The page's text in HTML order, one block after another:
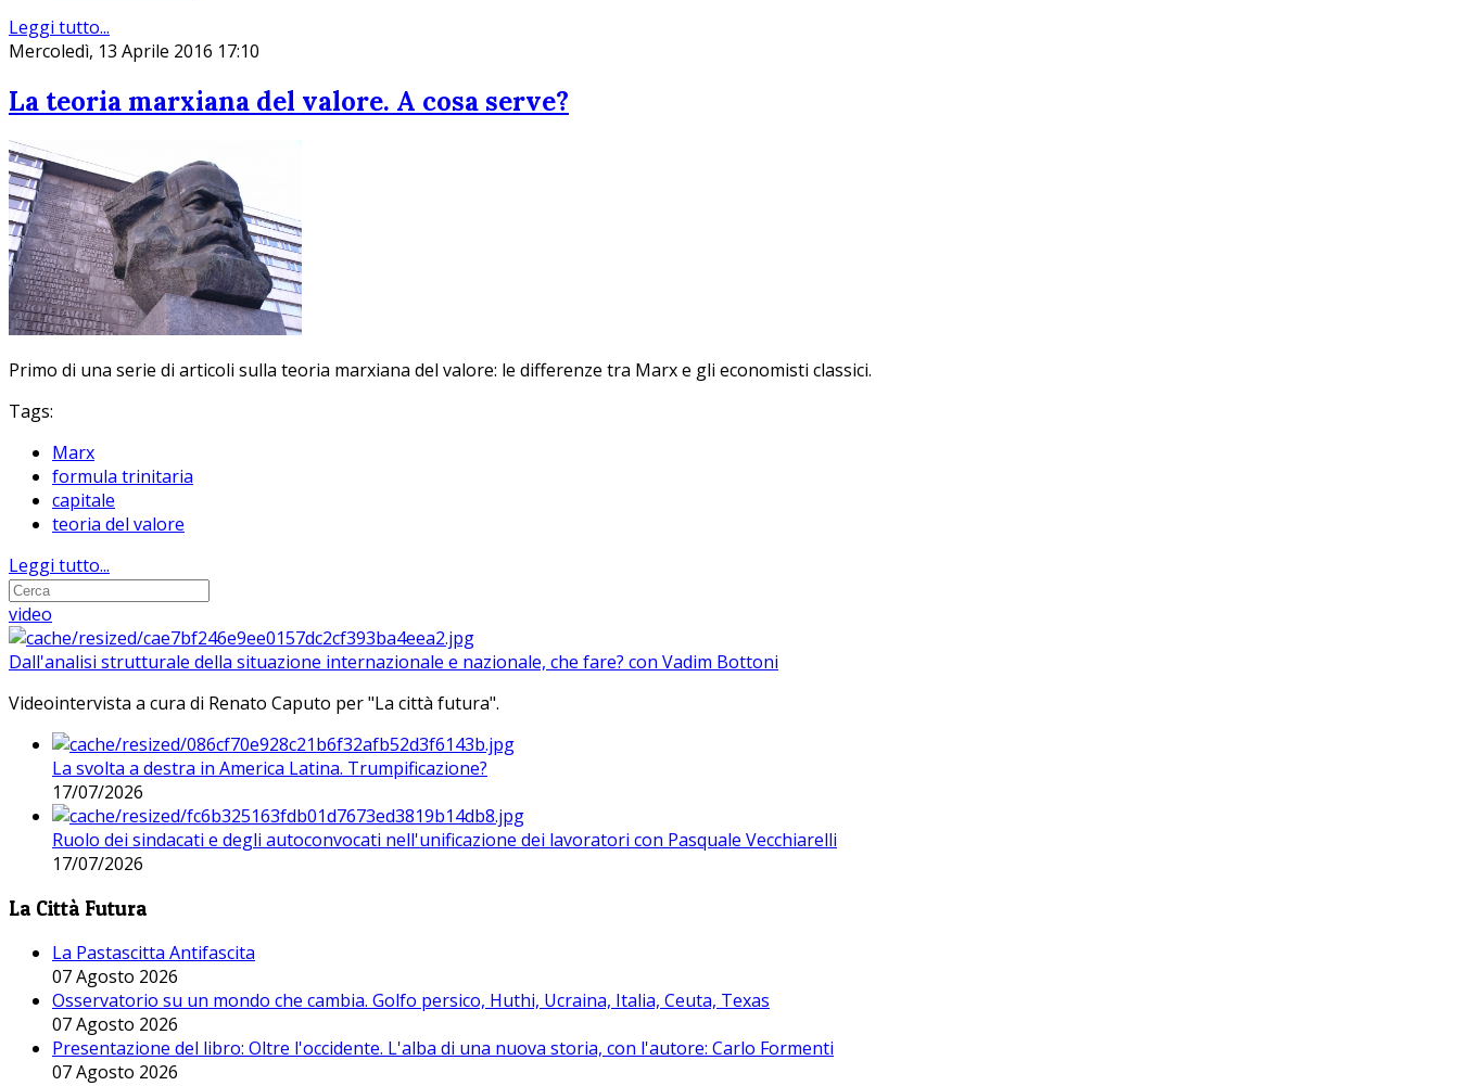
Leggi tutto...
Mercoledì, 13 Aprile 2016 17:10
La teoria marxiana del valore. A cosa serve?
Primo di una serie di articoli sulla teoria marxiana del valore: le differenze tra Marx e gli economisti classici.
Tags:
Marx
formula trinitaria
capitale
teoria del valore
Leggi tutto...
video
Dall'analisi strutturale della situazione internazionale e nazionale, che fare? con Vadim Bottoni
Videointervista a cura di Renato Caputo per "La città futura".
La svolta a destra in America Latina. Trumpificazione?
17/07/2026
Ruolo dei sindacati e degli autoconvocati nell'unificazione dei lavoratori con Pasquale Vecchiarelli
17/07/2026
La Città Futura
La Pastascitta Antifascita
07 Agosto 2026
Osservatorio su un mondo che cambia. Golfo persico, Huthi, Ucraina, Italia, Ceuta, Texas
07 Agosto 2026
Presentazione del libro: Oltre l'occidente. L'alba di una nuova storia, con l'autore: Carlo Formenti
07 Agosto 2026